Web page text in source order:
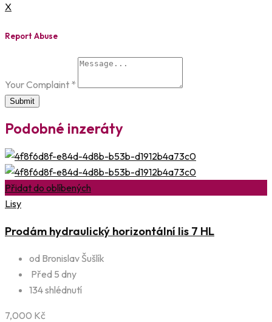
X
Report Abuse
Your Complaint *
Submit
Podobné inzeráty
Přidat do oblíbených
Lisy
Prodám hydraulický horizontální lis 7 HL
od Bronislav Šušlík
Před 5 dny
134 shlédnutí
7,000 Kč